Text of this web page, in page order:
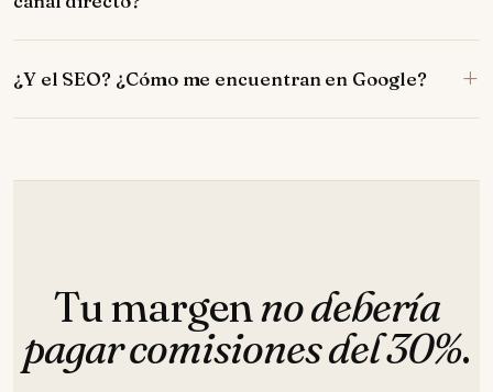
¿Y el SEO? ¿Cómo me encuentran en Google?
Tu margenno debería
pagar comisiones del 30%.